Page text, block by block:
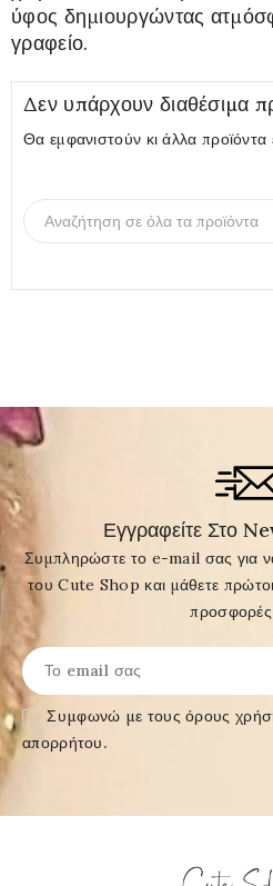
ύφος δημιουργώντας
γραφείο.
Δεν υπάρχουν διαθέσιμα
Θα εμφανιστούν κι άλλα
Εγγραφείτε Στο
Συμπληρώστε το e-mail σας για
του Cute Shop και μάθετε πρώτοι
Συμφωνώ με τουςόρους
απορρήτου.